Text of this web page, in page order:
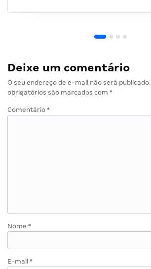
Deixe um comentário
O seu endereço de e-mail não será publicado.
obrigatórios são marcados com *
Comentário *
Nome *
E-mail *